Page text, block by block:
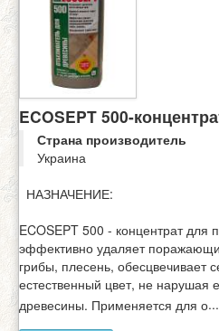
ECOSEPT 500-
Страна производитель
Украина
НАЗНАЧЕНИЕ:
ECOSEPT 500 - концентрат для
эффективно удаляет
грибы, плесень, обесцвечивает
естественный цвет, не нарушая
древесины. Применяется для о...